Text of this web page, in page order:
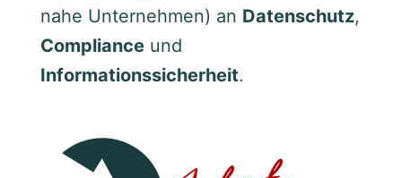
nahe Unternehmen) an Datenschutz,
Complianceund
Informationssicherheit.